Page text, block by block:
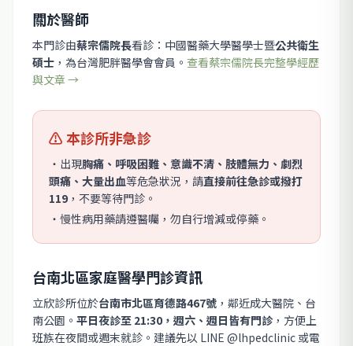
關於醫師
本門診由蔡宗儒院長看診：中國醫藥大學醫學士暨公共衛生
碩士 ，為台灣肥胖醫學會會員。 查看蔡宗儒院長完整學經歷
與文章 →
⚠️ 本診所非急診
・出現胸痛、呼吸困難、意識不清、肢體無力、劇烈
頭痛、大量出血等危急狀況，請直接前往急診或撥打
119 ，不要等待門診。
・慢性病用藥請遵醫囑，勿自行增減或停藥。
台南北區家庭醫學門診資訊
立欣診所位於台南市北區育德路467號 ，鄰近成大醫院、台
南公園。 平日夜診至 21:30，週六、週日皆有門診 ，方便上
班族在夜間或週末就診。建議先以 LINE @lhpedclinic 或電